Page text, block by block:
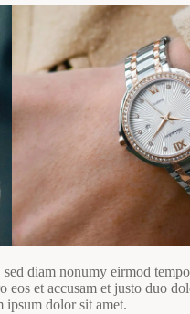
diam nonumy eirmod
et accusam et justo duo
ipsum dolor sit amet.